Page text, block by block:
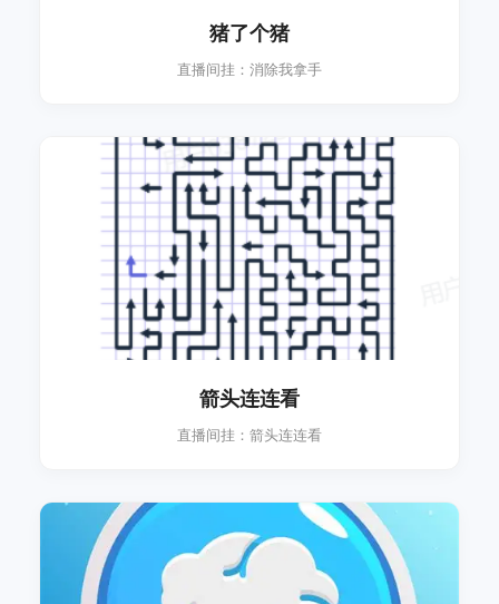
猪了个猪
直播间挂：消除我拿手
箭头连连看
直播间挂：箭头连连看